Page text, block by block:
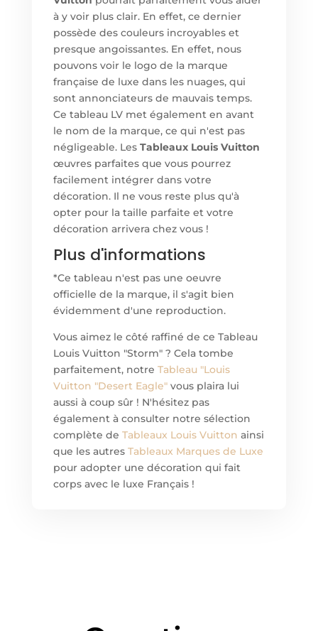
à y voir plus clair. En effet, ce dernier
possède des couleurs incroyables et
presque angoissantes. En effet, nous
pouvons voir le logo de la marque
française de luxe dans les nuages, qui
sont annonciateurs de mauvais temps.
Ce tableau LV met également en avant
le nom de la marque, ce qui n'est pas
négligeable. Les Tableaux Louis Vuitton
œuvres parfaites que vous pourrez
facilement intégrer dans votre
décoration. Il ne vous reste plus qu'à
opter pour la taille parfaite et votre
décoration arrivera chez vous !
Plus d'informations
*Ce tableau n'est pas une oeuvre
officielle de la marque, il s'agit bien
évidemment d'une reproduction.
Vous aimez le côté raffiné de ce Tableau
Louis Vuitton "Storm" ? Cela tombe
parfaitement, notre Tableau "Louis
Vuitton "Desert Eagle"vous plaira lui
aussi à coup sûr ! N'hésitez pas
également à consulter notre sélection
complète de Tableaux Louis Vuitton ainsi
que les autres Tableaux Marques de Luxe
pour adopter une décoration qui fait
corps avec le luxe Français !